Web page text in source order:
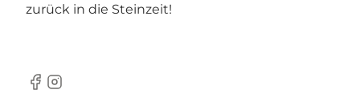
zurück in die Steinzeit!
Facebook
Instagram